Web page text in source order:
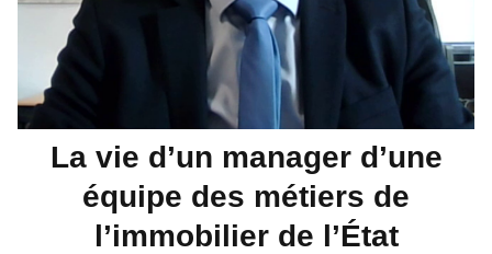
La vie d’un manager d’une
équipe des métiers de
l’immobilier de l’État